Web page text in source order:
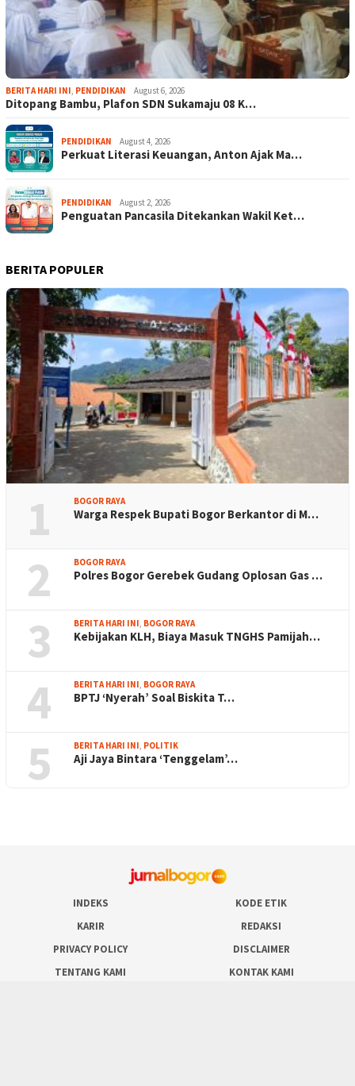
BERITA HARI INI, PENDIDIKAN August 6, 2026
Ditopang Bambu, Plafon SDN Sukamaju 08 K…
PENDIDIKAN August 4, 2026
Perkuat Literasi Keuangan, Anton Ajak Ma…
PENDIDIKAN August 2, 2026
Penguatan Pancasila Ditekankan Wakil Ket…
BERITA POPULER
1 BOGOR RAYA
Warga Respek Bupati Bogor Berkantor di M…
2 BOGOR RAYA
Polres Bogor Gerebek Gudang Oplosan Gas …
3 BERITA HARI INI, BOGOR RAYA
Kebijakan KLH, Biaya Masuk TNGHS Pamijah…
4 BERITA HARI INI, BOGOR RAYA
BPTJ ‘Nyerah’ Soal Biskita T…
5 BERITA HARI INI, POLITIK
Aji Jaya Bintara ‘Tenggelam’…
INDEKS
KODE ETIK
KARIR
REDAKSI
PRIVACY POLICY
DISCLAIMER
TENTANG KAMI
KONTAK KAMI